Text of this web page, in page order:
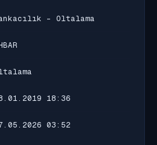
- Oltalama
18:36
03:52